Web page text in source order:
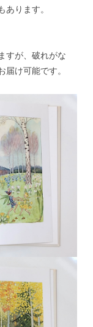
ります。
すが、破れがな
届け可能です。